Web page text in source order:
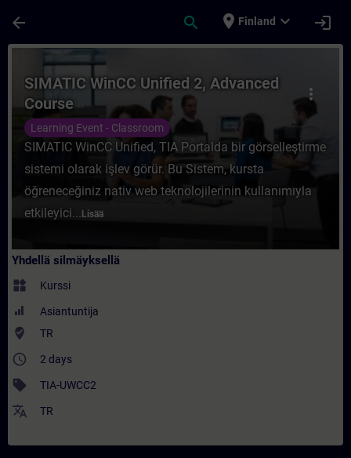
arrow_back search place Finland expand_more login
Kurssi - SIMATIC WinCC Unified 2,
more_vert
SIMATIC WinCC Unified 2, Advanced
Course
Learning Event - Classroom
SIMATIC WinCC Unified, TIA Portalda bir görselleştirme
sistemi olarak işlev görür. Bu Sistem, kursta
öğreneceğiniz nativ web teknolojilerinin kullanımıyla
etkileyici... Lisää
Yhdellä silmäyksellä
widgets Kurssi
Asiantuntija
where_to_vote TR
access_time 2 days
sell TIA-UWCC2
translate TR